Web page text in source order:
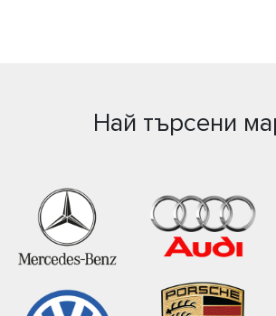
Най търсени